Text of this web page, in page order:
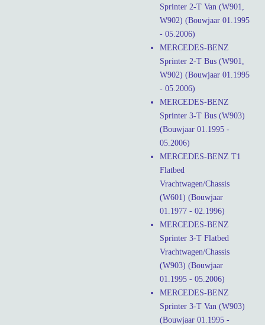
Sprinter 2-T Van (W901,
W902) (Bouwjaar 01.1995
- 05.2006)
MERCEDES-BENZ
Sprinter 2-T Bus (W901,
W902) (Bouwjaar 01.1995
- 05.2006)
MERCEDES-BENZ
Sprinter 3-T Bus (W903)
(Bouwjaar 01.1995 -
05.2006)
MERCEDES-BENZ T1
Flatbed
Vrachtwagen/Chassis
(W601) (Bouwjaar
01.1977 - 02.1996)
MERCEDES-BENZ
Sprinter 3-T Flatbed
Vrachtwagen/Chassis
(W903) (Bouwjaar
01.1995 - 05.2006)
MERCEDES-BENZ
Sprinter 3-T Van (W903)
(Bouwjaar 01.1995 -